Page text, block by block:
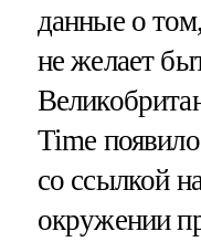
данные о
не желает
Time
со ссылкой
окружении